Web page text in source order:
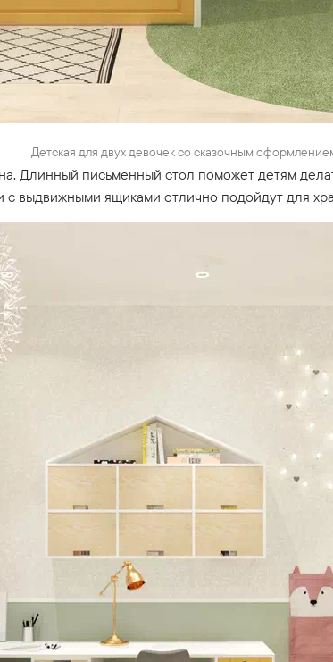
Детская для двух девочек со сказочным
Длинный письменный стол поможет детям
с выдвижными ящиками отлично подойдут для